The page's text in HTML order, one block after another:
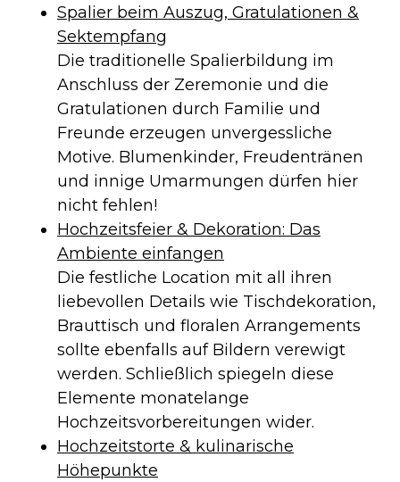
Spalier beim Auszug, Gratulationen &
Sektempfang
Die traditionelle Spalierbildung im
Anschluss der Zeremonie und die
Gratulationen durch Familie und
Freunde erzeugen unvergessliche
Motive. Blumenkinder, Freudentränen
und innige Umarmungen dürfen hier
nicht fehlen!
Hochzeitsfeier & Dekoration: Das
Ambiente einfangen
Die festliche Location mit all ihren
liebevollen Details wie Tischdekoration,
Brauttisch und floralen Arrangements
sollte ebenfalls auf Bildern verewigt
werden. Schließlich spiegeln diese
Elemente monatelange
Hochzeitsvorbereitungen wider.
Hochzeitstorte & kulinarische
Höhepunkte